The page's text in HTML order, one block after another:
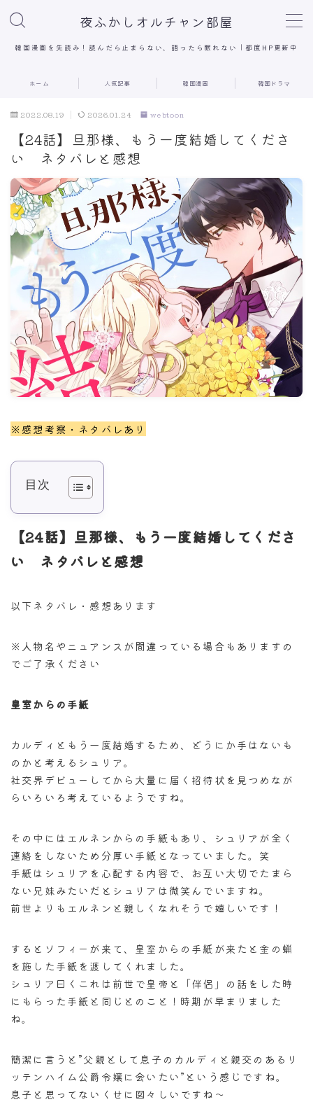
夜ふかしオルチャン部屋
韓国漫画を先読み！読んだら止まらない、語ったら眠れない｜都度HP更新中
MENU
人気記事
韓国ドラマ
お問い合わせ
ホーム 人気記事 韓国漫画 韓国ドラマ
2022.08.19 2026.01.24 webtoon
【24話】旦那様、もう一度結婚してくださ
い ネタバレと感想
※感想考察・ネタバレあり
目次
【24話】旦那様、もう一度結婚してくださ
い ネタバレと感想
以下ネタバレ・感想あります
※ 人物名やニュアンスが間違っている場合もありますの
でご了承ください
皇室からの手紙
カルディともう一度結婚するため、どうにか手はないも
のかと考えるシュリア。
社交界デビューしてから大量に届く招待状を見つめなが
らいろいろ考えているようですね。
その中にはエルネンからの手紙もあり、シュリアが全く
連絡をしないため分厚い手紙となっていました。笑
手紙はシュリアを心配する内容で、お互い大切でたまら
ない兄妹みたいだとシュリアは微笑んでいますね。
前世よりもエルネンと親しくなれそうで嬉しいです！
するとソフィーが来て、皇室からの手紙が来たと金の蝋
を施した手紙を渡してくれました。
シュリア曰くこれは前世で皇帝と「伴侶」の話をした時
にもらった手紙と同じとのこと！時期が早まりました
ね。
簡潔に言うと”父親として息子のカルディと親交のあるリ
ッテンハイム公爵令嬢に会いたい”という感じですね。
息子と思ってないくせに図々しいですね～